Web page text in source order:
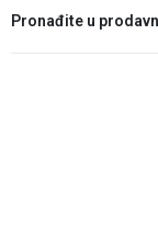
Pronađite u